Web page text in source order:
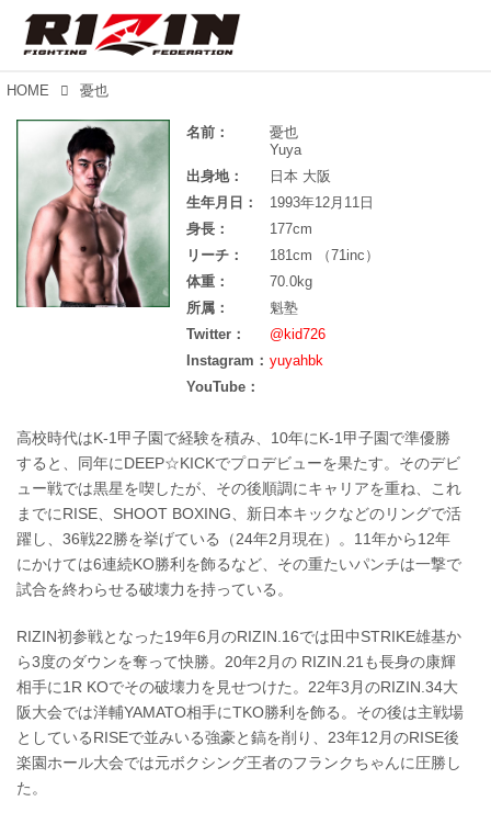
HOME 憂也
名前：
憂也
Yuya
出身地：
日本 大阪
生年月日：
1993年12月11日
身長：
177cm
リーチ：
181cm （71inc）
体重：
70.0kg
所属：
魁塾
Twitter：
@kid726
Instagram： yuyahbk
YouTube：
高校時代はK-1甲子園で経験を積み、10年にK-1甲子園で準優勝
すると、同年にDEEP☆KICKでプロデビューを果たす。そのデビ
ュー戦では黒星を喫したが、その後順調にキャリアを重ね、これ
までにRISE、SHOOT BOXING、新日本キックなどのリングで活
躍し、36戦22勝を挙げている（24年2月現在）。11年から12年
にかけては6連続KO勝利を飾るなど、その重たいパンチは一撃で
試合を終わらせる破壊力を持っている。
RIZIN初参戦となった19年6月のRIZIN.16では田中STRIKE雄基か
ら3度のダウンを奪って快勝。20年2月の RIZIN.21も長身の康輝
相手に1R KOでその破壊力を見せつけた。22年3月のRIZIN.34大
阪大会では洋輔YAMATO相手にTKO勝利を飾る。その後は主戦場
としているRISEで並みいる強豪と鎬を削り、23年12月のRISE後
楽園ホール大会では元ボクシング王者のフランクちゃんに圧勝し
た。